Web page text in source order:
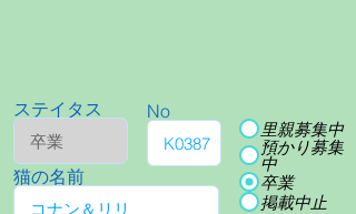
ステイタス No
猫の名前
里親募集中
預かり募集
中
卒業
掲載中止